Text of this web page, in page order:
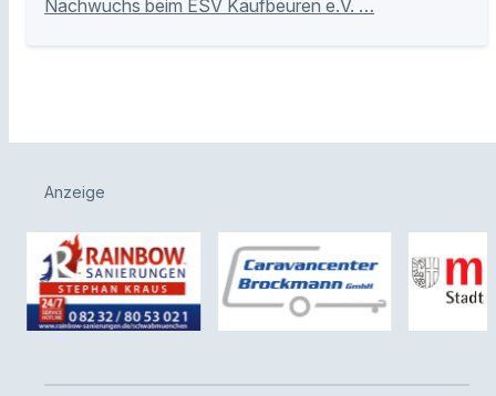
Nachwuchs beim ESV Kaufbeuren e.V. …
Anzeige